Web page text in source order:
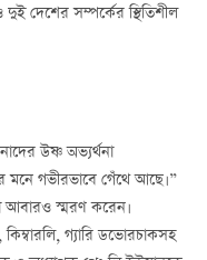
দেশের সম্পর্কের স্থিতিশীল
উষ্ণ অভ্যর্থনা
গভীরভাবে গেঁথে আছে।”
আবারও স্মরণ করেন।
গ্যারি ডভোরচাকসহ